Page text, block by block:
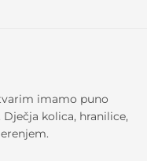
imamo puno
Dječja kolica, hranilice,